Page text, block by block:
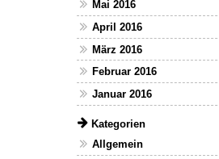
Mai 2016
April 2016
März 2016
Februar 2016
Januar 2016
Kategorien
Allgemein